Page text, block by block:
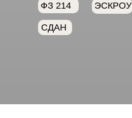
ФЗ 214 ЭСКРОУ
СДАН